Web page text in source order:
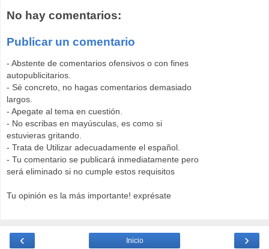
No hay comentarios:
Publicar un comentario
- Abstente de comentarios ofensivos o con fines
autopublicitarios.
- Sé concreto, no hagas comentarios demasiado
largos.
- Apegate al tema en cuestión.
- No escribas en mayúsculas, es como si
estuvieras gritando.
- Trata de Utilizar adecuadamente el español.
- Tu comentario se publicará inmediatamente pero
será eliminado si no cumple estos requisitos
Tu opinión es la más importante! exprésate
‹ ›
Inicio